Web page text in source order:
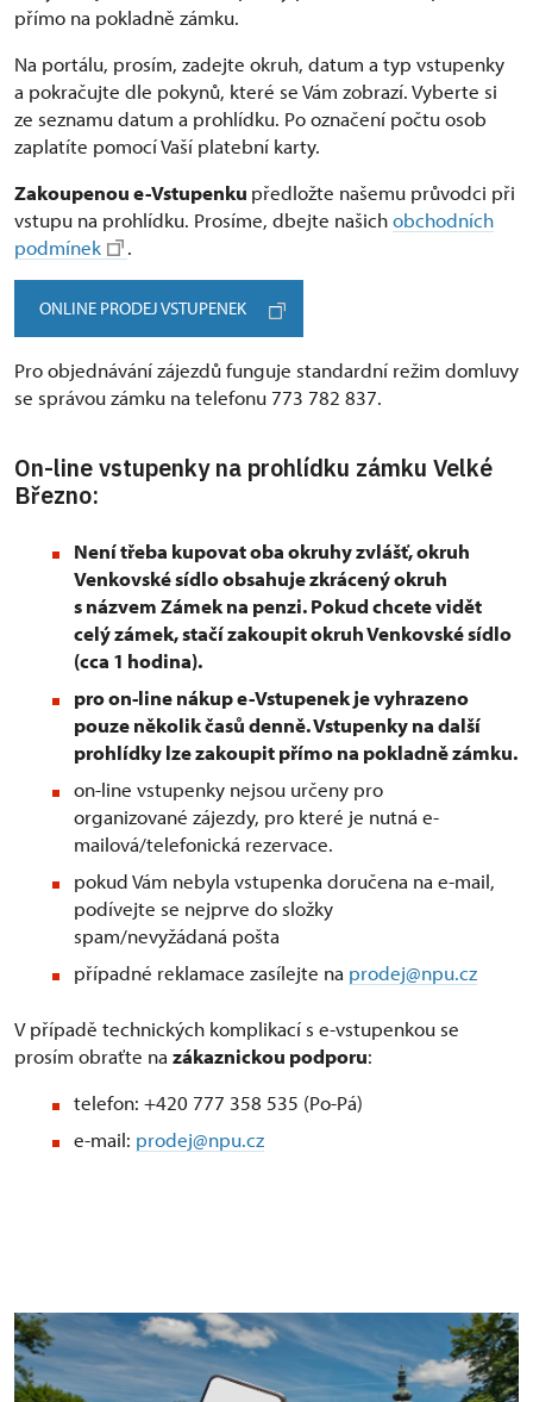
přímo na pokladně zámku.
Na portálu, prosím, zadejte okruh, datum a typ vstupenky
a pokračujte dle pokynů, které se Vám zobrazí. Vyberte si
ze seznamu datum a prohlídku. Po označení počtu osob
zaplatíte pomocí Vaší platební karty.
Zakoupenou e-Vstupenku předložte našemu průvodci při
vstupu na prohlídku. Prosíme, dbejte našichobchodních
podmínek
.
ONLINE PRODEJ VSTUPENEK
Pro objednávání zájezdů funguje standardní režim domluvy
se správou zámku na telefonu 773 782 837.
On-line vstupenky na prohlídku zámku Velké
Březno:
Není třeba kupovat oba okruhy zvlášť, okruh
Venkovské sídlo obsahuje zkrácený okruh
s názvem Zámek na penzi. Pokud chcete vidět
celý zámek, stačí zakoupit okruh Venkovské sídlo
(cca 1 hodina).
pro on-line nákup e-Vstupenek je vyhrazeno
pouze několik časů denně. Vstupenky na další
prohlídky lze zakoupit přímo na pokladně zámku.
on-line vstupenky nejsou určeny pro
organizované zájezdy, pro které je nutná e-
mailová/telefonická rezervace.
pokud Vám nebyla vstupenka doručena na e-mail,
podívejte se nejprve do složky
spam/nevyžádaná pošta
případné reklamace zasílejte na prodej@npu.cz
V případě technických komplikací s e-vstupenkou se
prosím obraťte na zákaznickou podporu:
telefon: +420 777 358 535 (Po-Pá)
e-mail: prodej@npu.cz